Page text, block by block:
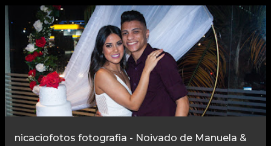
nicaciofotos fotografia - Noivado de Manuela &